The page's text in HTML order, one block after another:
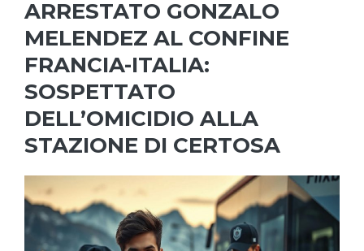
ARRESTATO GONZALO
MELENDEZ AL CONFINE
FRANCIA-ITALIA:
SOSPETTATO
DELL’OMICIDIO ALLA
STAZIONE DI CERTOSA